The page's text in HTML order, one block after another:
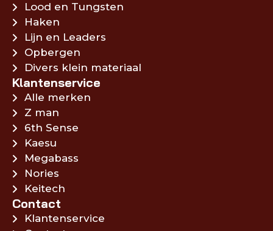
Lood en Tungsten
Haken
Lijn en Leaders
Opbergen
Divers klein materiaal
Klantenservice
Alle merken
Z man
6th Sense
Kaesu
Megabass
Nories
Keitech
Contact
Klantenservice